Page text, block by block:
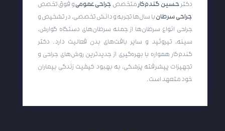
دکترحسین گندم‌کارمتخصص جراحی عمومیو فوق تخصص
جراحی سرطانبا سال‌ها تجربه و دانش تخصصی، در تشخیص و
جراحی انواع سرطان‌ها از جمله سرطان‌های دستگاه گوارش،
سینه، تیروئید و سایر بافت‌های بدن فعالیت دارد. دکتر
گندم‌کار همواره با بهره‌گیری از جدیدترین روش‌های جراحی و
تجهیزات پیشرفته پزشکی، به بهبود کیفیت زندگی بیماران
خود متعهد است.